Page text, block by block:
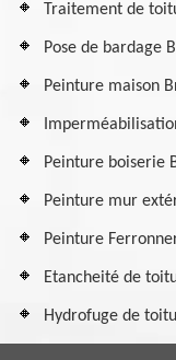
Traitement de
Pose de bardage
Peinture maison
Peinture boiserie
Peinture mur
Peinture
Etancheité de
Hydrofuge de